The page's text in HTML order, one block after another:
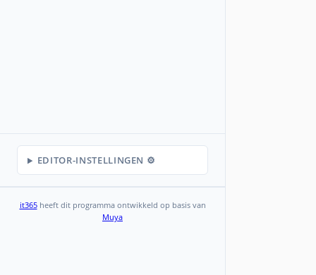
EDITOR-INSTELLINGEN ⚙️
it365heeft dit programma ontwikkeld op basis van
Muya